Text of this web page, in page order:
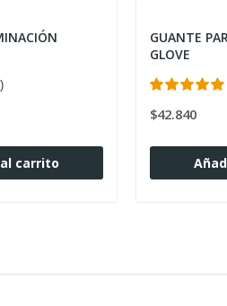
carrito
GUANTE
GLOVE
$42.840